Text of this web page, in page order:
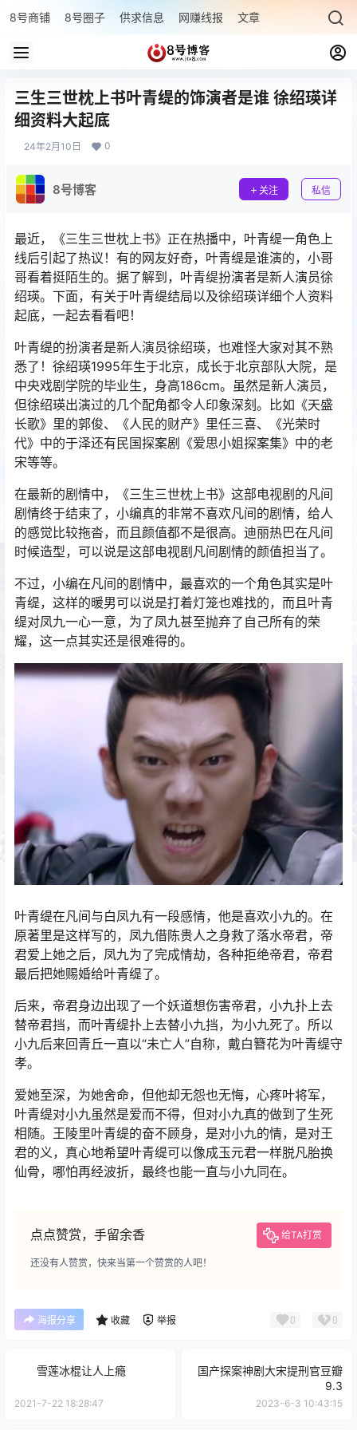
8号商铺 8号圈子 供求信息 网赚线报 文章专题 最新文章
三生三世枕上书叶青缇的饰演者是谁 徐绍瑛详
细资料大起底
24年2月10日 0
8号博客 关注 私信
最近，《三生三世枕上书》正在热播中，叶青缇一角色上
线后引起了热议！有的网友好奇，叶青缇是谁演的，小哥
哥看着挺陌生的。据了解到，叶青缇扮演者是新人演员徐
绍瑛。下面，有关于叶青缇结局以及徐绍瑛详细个人资料
起底，一起去看看吧！
叶青缇的扮演者是新人演员徐绍瑛，也难怪大家对其不熟
悉了！徐绍瑛1995年生于北京，成长于北京部队大院，是
中央戏剧学院的毕业生，身高186cm。虽然是新人演员，
但徐绍瑛出演过的几个配角都令人印象深刻。比如《天盛
长歌》里的郭俊、《人民的财产》里任三喜、《光荣时
代》中的于泽还有民国探案剧《爱思小姐探案集》中的老
宋等等。
在最新的剧情中，《三生三世枕上书》这部电视剧的凡间
剧情终于结束了，小编真的非常不喜欢凡间的剧情，给人
的感觉比较拖沓，而且颜值都不是很高。迪丽热巴在凡间
时候造型，可以说是这部电视剧凡间剧情的颜值担当了。
不过，小编在凡间的剧情中，最喜欢的一个角色其实是叶
青缇，这样的暖男可以说是打着灯笼也难找的，而且叶青
缇对凤九一心一意，为了凤九甚至抛弃了自己所有的荣
耀，这一点其实还是很难得的。
叶青缇在凡间与白凤九有一段感情，他是喜欢小九的。在
原著里是这样写的，凤九借陈贵人之身救了落水帝君，帝
君爱上她之后，凤九为了完成情劫，各种拒绝帝君，帝君
最后把她赐婚给叶青缇了。
后来，帝君身边出现了一个妖道想伤害帝君，小九扑上去
替帝君挡，而叶青缇扑上去替小九挡，为小九死了。所以
小九后来回青丘一直以“未亡人”自称，戴白簪花为叶青缇守
孝。
爱她至深，为她舍命，但他却无怨也无悔，心疼叶将军，
叶青缇对小九虽然是爱而不得，但对小九真的做到了生死
相随。王陵里叶青缇的奋不顾身，是对小九的情，是对王
君的义，真心地希望叶青缇可以像成玉元君一样脱凡胎换
仙骨，哪怕再经波折，最终也能一直与小九同在。
点点赞赏，手留余香 给TA打赏
还没有人赞赏，快来当第一个赞赏的人吧！
海报分享 收藏 举报 0 0
雪莲冰棍让人上瘾
2021-7-22 18:28:47
国产探案神剧大宋提刑官豆瓣
9.3
2023-6-3 10:43:15